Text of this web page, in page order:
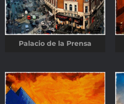
Palacio de la Prensa